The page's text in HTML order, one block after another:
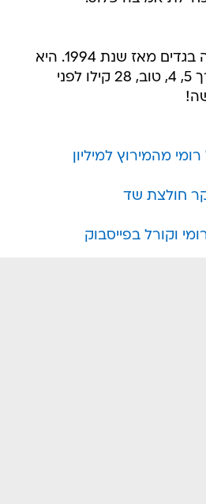
וואלה! סלבס לא קנתה בגדים מאז שנת 1994. היא
רק צריכה להשיל בערך 5, 4, טוב, 28 קילו לפני
מהמירוץ למיליון
חולצת שד
וקורל בפייסבוק